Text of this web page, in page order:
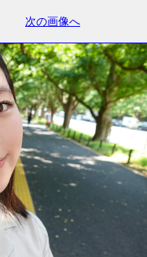
次の画像へ